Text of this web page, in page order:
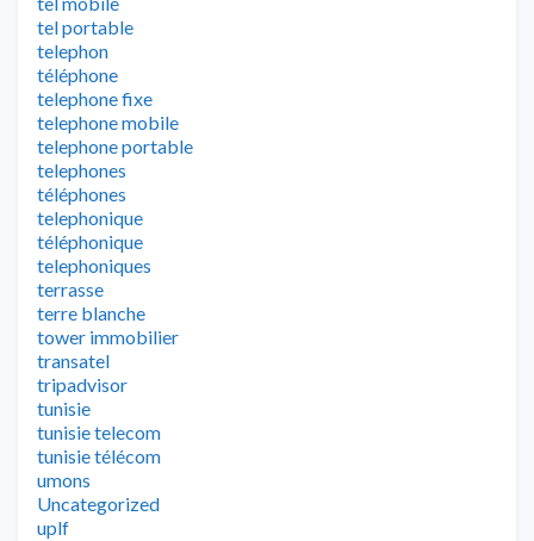
tel portable
telephon
téléphone
telephone fixe
telephone mobile
telephone portable
telephones
téléphones
telephonique
téléphonique
telephoniques
terrasse
terre blanche
tower immobilier
transatel
tripadvisor
tunisie
tunisie telecom
tunisie télécom
umons
Uncategorized
uplf